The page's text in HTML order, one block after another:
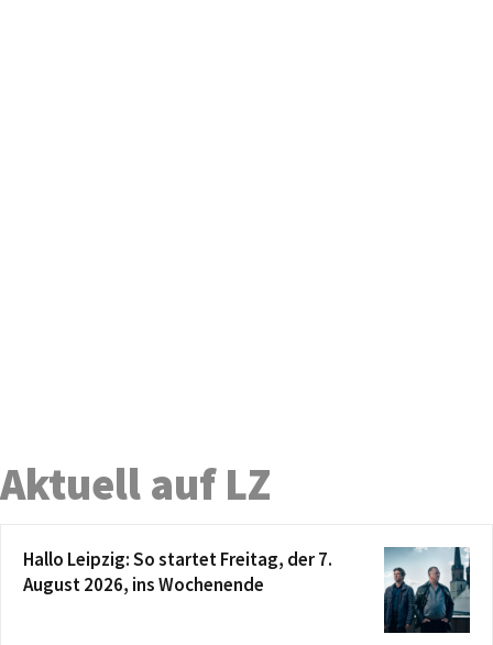
Aktuell auf LZ
Hallo Leipzig: So startet Freitag, der 7.
August 2026, ins Wochenende